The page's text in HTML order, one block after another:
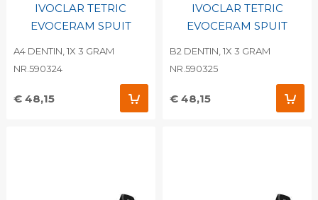
IVOCLAR TETRIC
EVOCERAM SPUIT
A4 DENTIN, 1X 3 GRAM
NR.590324
€ 48,15
IVOCLAR TETRIC
EVOCERAM SPUIT
B2 DENTIN, 1X 3 GRAM
NR.590325
€ 48,15